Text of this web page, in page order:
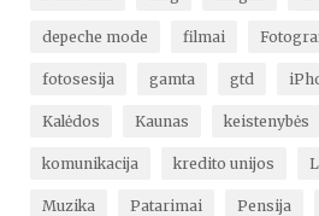
depeche mode filmai
fotosesija gamta gtd
Kalėdos Kaunas keistenybės
komunikacija kredito unijos
Muzika Patarimai Pensija